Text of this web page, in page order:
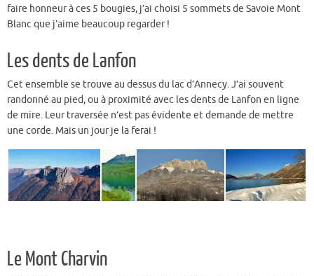
faire honneur à ces 5 bougies, j’ai choisi 5 sommets de Savoie Mont
Blanc que j’aime beaucoup regarder !
Les dents de Lanfon
Cet ensemble se trouve au dessus du lac d’Annecy. J’ai souvent
randonné au pied, ou à proximité avec les dents de Lanfon en ligne
de mire. Leur traversée n’est pas évidente et demande de mettre
une corde. Mais un jour je la ferai !
Le Mont Charvin